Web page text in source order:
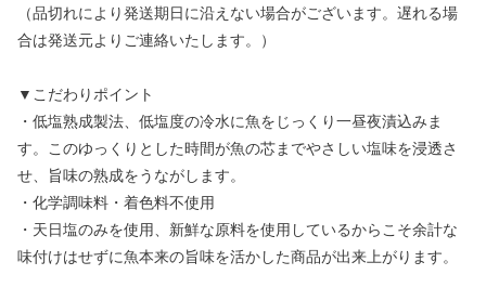
（品切れにより発送期日に沿えない場合がございます。遅れる場
合は発送元よりご連絡いたします。）
▼こだわりポイント
・低塩熟成製法、低塩度の冷水に魚をじっくり一昼夜漬込みま
す。このゆっくりとした時間が魚の芯までやさしい塩味を浸透さ
せ、旨味の熟成をうながします。
・化学調味料・着色料不使用
・天日塩のみを使用、新鮮な原料を使用しているからこそ余計な
味付けはせずに魚本来の旨味を活かした商品が出来上がります。